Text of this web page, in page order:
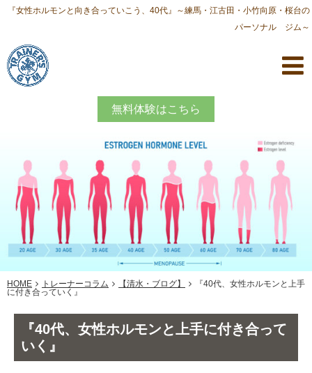
『女性ホルモンと向き合っていこう、40代』～練馬・江古田・小竹向原・桜台の
パーソナル ジム～
無料体験はこちら
HOME トレーナーコラム 【清水・ブログ】
『40代、女性ホルモンと上手
に付き合っていく』
『40代、女性ホルモンと上手に付き合って
いく』